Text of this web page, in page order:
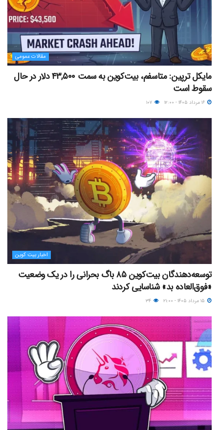
مقالات عمومی
مایکل ترپین: متاسفم، بیت‌کوین به سمت ۴۳,۵۰۰ دلار در حال
سقوط است
اخبار بیت کوین
توسعه‌دهندگان بیت‌کوین ۸۵ باگ بحرانی را در یک وضعیت
«فوق‌العاده بد» شناسایی کردند